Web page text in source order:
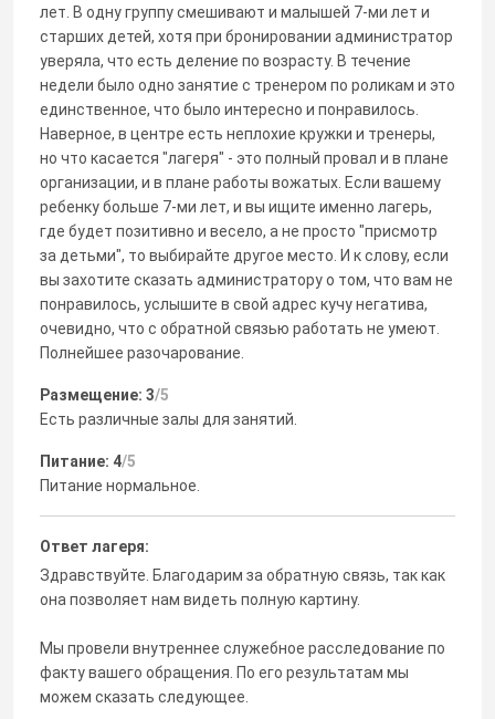
лет. В одну группу смешивают и малышей 7-ми лет и
старших детей, хотя при бронировании администратор
уверяла, что есть деление по возрасту. В течение
недели было одно занятие с тренером по роликам и это
единственное, что было интересно и понравилось.
Наверное, в центре есть неплохие кружки и тренеры,
но что касается "лагеря" - это полный провал и в плане
организации, и в плане работы вожатых. Если вашему
ребенку больше 7-ми лет, и вы ищите именно лагерь,
где будет позитивно и весело, а не просто "присмотр
за детьми", то выбирайте другое место. И к слову, если
вы захотите сказать администратору о том, что вам не
понравилось, услышите в свой адрес кучу негатива,
очевидно, что с обратной связью работать не умеют.
Полнейшее разочарование.
Размещение: 3/5
Есть различные залы для занятий.
Питание: 4/5
Питание нормальное.
Ответ лагеря:
Здравствуйте. Благодарим за обратную связь, так как
она позволяет нам видеть полную картину.
Мы провели внутреннее служебное расследование по
факту вашего обращения. По его результатам мы
можем сказать следующее.